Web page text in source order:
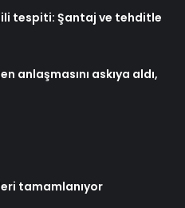
tespiti: Şantaj ve tehditle
anlaşmasını askıya aldı,
tamamlanıyor